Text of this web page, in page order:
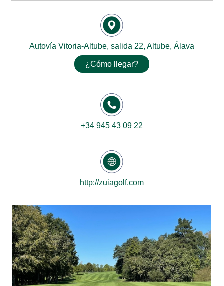
Autovía Vitoria-Altube, salida 22, Altube, Álava
¿Cómo llegar?
+34 945 43 09 22
http://zuiagolf.com